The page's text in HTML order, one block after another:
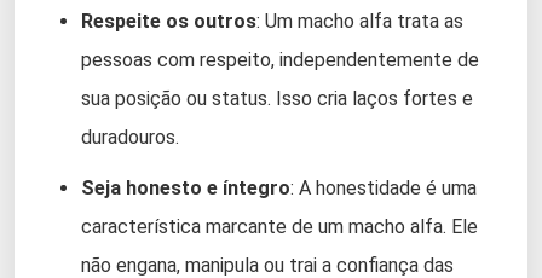
Respeite os outros: Um macho alfa trata as
pessoas com respeito, independentemente de
sua posição ou status. Isso cria laços fortes e
duradouros.
Seja honesto e íntegro: A honestidade é uma
característica marcante de um macho alfa. Ele
não engana, manipula ou trai a confiança das